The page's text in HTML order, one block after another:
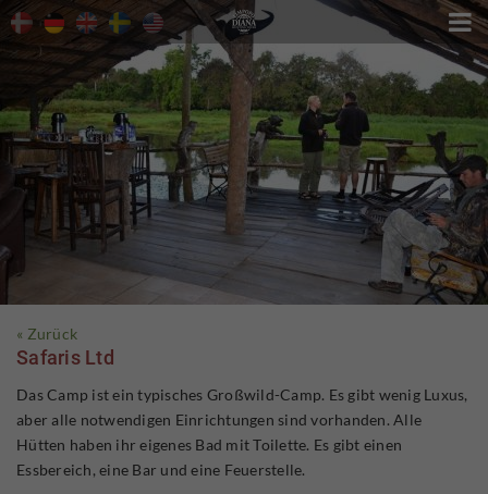

« Zurück
Safaris Ltd
Das Camp ist ein typisches Großwild-Camp. Es gibt wenig Luxus,
aber alle notwendigen Einrichtungen sind vorhanden. Alle
Hütten haben ihr eigenes Bad mit Toilette. Es gibt einen
Essbereich, eine Bar und eine Feuerstelle.